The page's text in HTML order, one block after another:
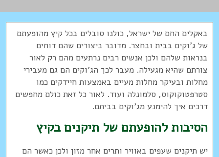
באקלים החם של ישראל, כולנו סובלים בכל קיץ מהופעתם
של ג'וקים בבית ובחצר. מדובר ביצורים שהם דוחים
בנראות שלהם ולכן אנשים רבים נרתעים מהם רק לאור
צורתם שהיא מגעילה. מעבר לכך הג'וקים הם גם מעבירי
מחלות ובעיקר מחלות מעיים באמצעות חיידקים כמו
סטרפטוקוקוס, סלמונלה ועוד. לאור כל זאת כולם מחפשים
דרכים איך להימנע מג'וקים בביתם.
הסיבות להופעתם של תיקנים בקיץ
יש תיקנים שעפים באוויר ותרים אחר מזון ולכן כאשר הם